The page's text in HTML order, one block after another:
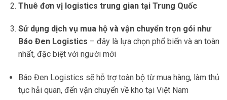
Thuê đơn vị logistics trung gian tại Trung Quốc
Sử dụng dịch vụ mua hộ và vận chuyển trọn gói như
Báo Đen Logistics – đây là lựa chọn phổ biến và an toàn
nhất, đặc biệt với người mới
Báo Đen Logistics sẽ hỗ trợ toàn bộ từ mua hàng, làm thủ
tục hải quan, đến vận chuyển về kho tại Việt Nam